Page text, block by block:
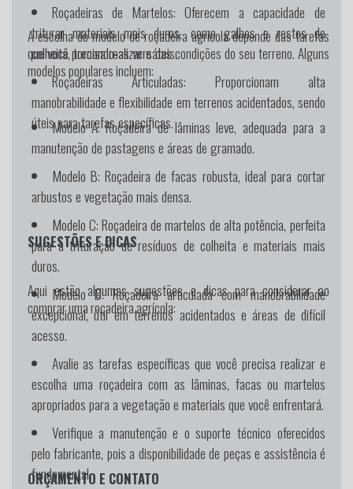
Roçadeiras de Martelos: Oferecem a capacidade de
triturar materiais mais duros, como galhos e restos de
colheita, tornando-as versáteis.
Roçadeiras Articuladas: Proporcionam alta
manobrabilidade e flexibilidade em terrenos acidentados, sendo
úteis para tarefas específicas.
A escolha do modelo de roçadeira agrícola depende das tarefas
que você precisa realizar e das condições do seu terreno. Alguns
modelos populares incluem:
Modelo A:Roçadeira de lâminas leve, adequada para a
manutenção de pastagens e áreas de gramado.
Modelo B: Roçadeira de facas robusta, ideal para cortar
arbustos e vegetação mais densa.
Modelo C:Roçadeira de martelos de alta potência, perfeita
para a trituração de resíduos de colheita e materiais mais
duros.
Modelo D:Roçadeira articulada com manobrabilidade
excepcional, útil em terrenos acidentados e áreas de difícil
acesso.
SUGESTÕES E DICAS
Aqui estão algumas sugestões e dicas para considerar ao
comprar uma roçadeira agrícola:
Avalie as tarefas específicas que você precisa realizar e
escolha uma roçadeira com as lâminas, facas ou martelos
apropriados para a vegetação e materiais que você enfrentará.
Verifique a manutenção e o suporte técnico oferecidos
pelo fabricante, pois a disponibilidade de peças e assistência é
fundamental.
ORÇAMENTO E CONTATO